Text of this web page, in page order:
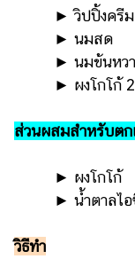
ติดต่อ
โฆษณา
ปัญหา
ร่วม
งาน
► วิปปิ้งครีมแบ
► นมสด
► นมข้นหวาน
► ผงโกโก้ 2
ส่วนผสมสำหรับตก
► ผงโกโก้
► น้ำตาลไอ
วิธีทำ